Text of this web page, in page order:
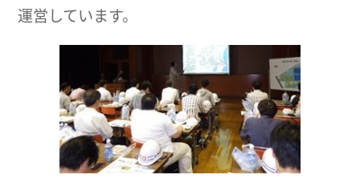
運営しています。